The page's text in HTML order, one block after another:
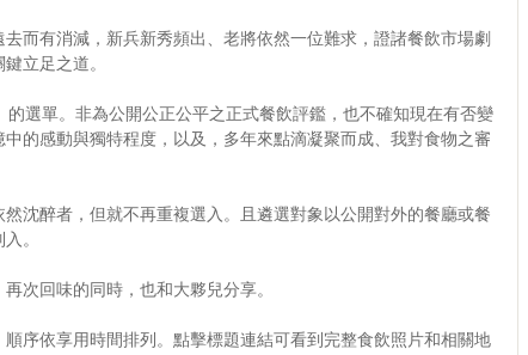
而有消減，新兵新秀頻出、老將依然一位難求，證諸餐飲市場劇
立足之道。
選單。非為公開公正公平之正式餐飲評鑑，也不確知現在有否變
的感動與獨特程度，以及，多年來點滴凝聚而成、我對食物之審
沈醉者，但就不再重複選入。且遴選對象以公開對外的餐廳或餐
。
次回味的同時，也和大夥兒分享。
序依享用時間排列。點擊標題連結可看到完整食飲照片和相關地